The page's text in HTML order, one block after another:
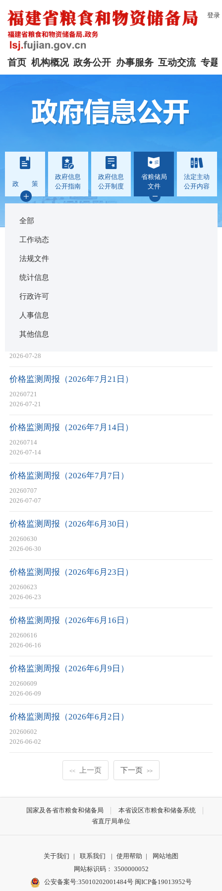
登录
首页 机构概况 政务公开 办事服务 互动交流 专题
政 策
政府信息
公开指南
政府信息
公开制度
省粮储局
文件
全部
工作动态
法规文件
统计信息
行政许可
人事信息
其他信息
法定主动
公开内容
价格监测周报（2026年8月4日）
20260804
价格监测周报（2026年7月28日）
2026-07-28
价格监测周报（2026年7月21日）
20260721
2026-07-21
价格监测周报（2026年7月14日）
20260714
2026-07-14
价格监测周报（2026年7月7日）
20260707
2026-07-07
价格监测周报（2026年6月30日）
20260630
2026-06-30
价格监测周报（2026年6月23日）
20260623
2026-06-23
价格监测周报（2026年6月16日）
20260616
2026-06-16
价格监测周报（2026年6月9日）
20260609
2026-06-09
价格监测周报（2026年6月2日）
20260602
2026-06-02
<< 上一页 下一页 >>
国家及各省市粮食和储备局
本省设区市粮食和储备系统
省直厅局单位
关于我们 | 联系我们 | 使用帮助 |
网站地图
网站标识码： 3500000052
公安备案号:35010202001484号 闽ICP备19013952号